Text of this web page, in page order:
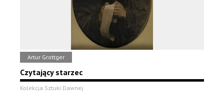
Artur Grottger
Czytający starzec
Kolekcja Sztuki Dawnej